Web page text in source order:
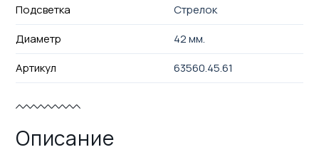
Подсветка
Стрелок
Диаметр
42 мм.
Артикул
63560.45.61
Описание